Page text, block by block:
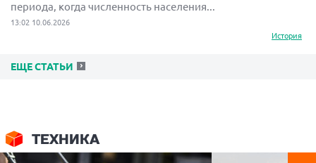
периода, когда численность населения...
13:02 10.06.2026
История
ЕЩЕ СТАТЬИ
ТЕХНИКА